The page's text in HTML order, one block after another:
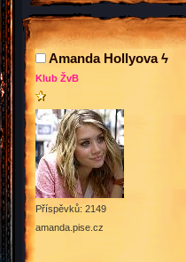
Amanda Hollyova ϟ
Klub ŽvB
Příspěvků: 2149
amanda.pise.cz